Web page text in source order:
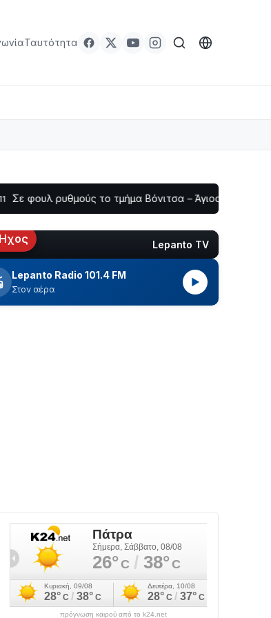
Ταυτότητα
ρυθμούς το τμήμα Βόνιτσα – Άγιος Νικόλαος |
Lepanto TV
Lepanto Radio 101.4 FM
Στον αέρα
▶
πρόγνωση καιρού από το k24.net